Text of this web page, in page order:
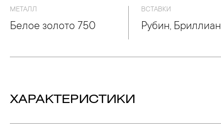
МЕТАЛЛ
Белое золото 750
ВСТАВКИ
Рубин,
ХАРАКТЕРИСТИКИ